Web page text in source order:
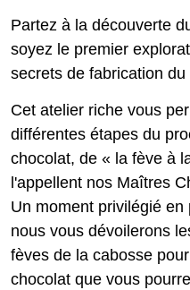
Partez à la découverte
soyez le premier
secrets de fabrication du
Cet atelier riche vous
différentes étapes du
chocolat, de « la fève à
l'appellent nos Maîtres
Un moment privilégié en
nous vous dévoilerons
fèves de la cabosse
chocolat que vous